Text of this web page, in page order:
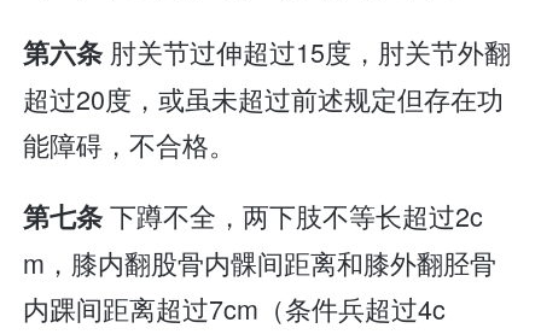
第六条 肘关节过伸超过15度，肘关节外翻
超过20度，或虽未超过前述规定但存在功
能障碍，不合格。
第七条下蹲不全，两下肢不等长超过2c
m，膝内翻股骨内髁间距离和膝外翻胫骨
内踝间距离超过7cm（条件兵超过4c